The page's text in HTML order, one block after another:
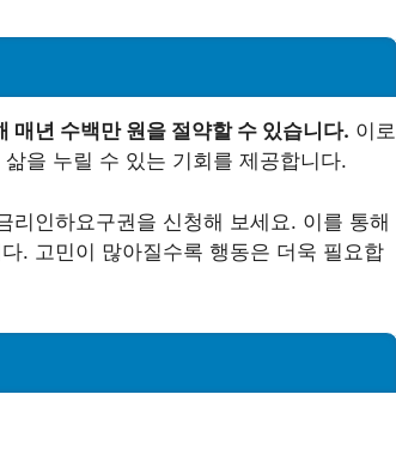
매년 수백만 원을 절약할 수 있습니다. 이로
을 누릴 수 있는 기회를 제공합니다.
인하요구권을 신청해 보세요. 이를 통해
. 고민이 많아질수록 행동은 더욱 필요합